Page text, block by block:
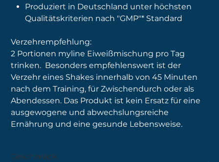
Produziert in Deutschland unter höchsten
Qualitätskriterien nach "GMP"* Standard
Verzehrempfehlung:
2 Portionen myline Eiweißmischung pro Tag
trinken. Besonders empfehlenswert ist der
Verzehr eines Shakes innerhalb von 45 Minuten
nach dem Training, für Zwischendurch oder als
Abendessen. Das Produkt ist kein Ersatz für eine
ausgewogene und abwechslungsreiche
Ernährung und eine gesunde Lebensweise.
Geschmack